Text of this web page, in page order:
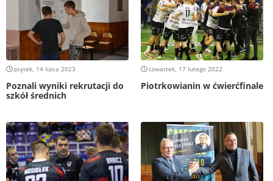
piątek, 14 lipca 2023
Poznali wyniki rekrutacji do
szkół średnich
czwartek, 17 lutego 2022
Piotrkowianin w ćwierćfinale